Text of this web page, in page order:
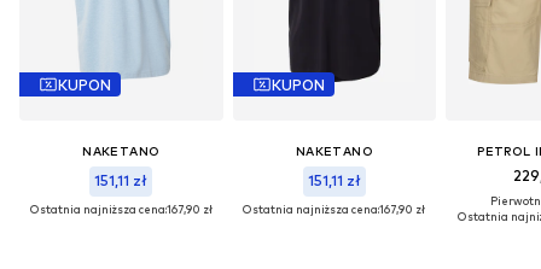
KUPON
NAKETANO
151,11 zł
Ostatnia najniższa cena:167,90 zł
KUPON
NAKETANO
151,11 zł
Ostatnia najniższa cena:167,90 zł
PETROL
Ostatnia